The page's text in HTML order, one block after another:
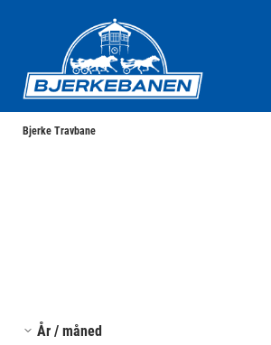
Bjerke Travbane
År / måned